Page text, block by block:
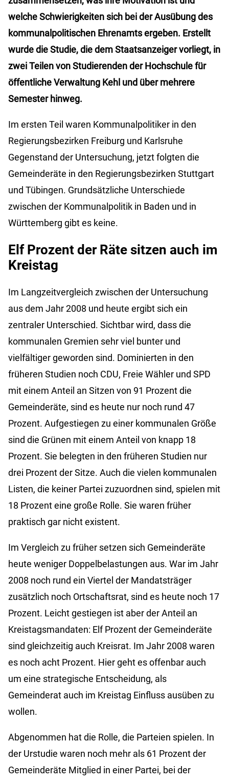
welche Schwierigkeiten sich bei der Ausübung des
kommunalpolitischen Ehrenamts ergeben. Erstellt
wurde die Studie, die dem Staatsanzeiger vorliegt, in
zwei Teilen von Studierenden der Hochschule für
öffentliche Verwaltung Kehl und über mehrere
Semester hinweg.
Im ersten Teil waren Kommunalpolitiker in den
Regierungsbezirken Freiburg und Karlsruhe
Gegenstand der Untersuchung, jetzt folgten die
Gemeinderäte in den Regierungsbezirken Stuttgart
und Tübingen. Grundsätzliche Unterschiede
zwischen der Kommunalpolitik in Baden und in
Württemberg gibt es keine.
Elf Prozent der Räte sitzen auch im
Kreistag
Im Langzeitvergleich zwischen der Untersuchung
aus dem Jahr 2008 und heute ergibt sich ein
zentraler Unterschied. Sichtbar wird, dass die
kommunalen Gremien sehr viel bunter und
vielfältiger geworden sind. Dominierten in den
früheren Studien noch CDU, Freie Wähler und SPD
mit einem Anteil an Sitzen von 91 Prozent die
Gemeinderäte, sind es heute nur noch rund 47
Prozent. Aufgestiegen zu einer kommunalen Größe
sind die Grünen mit einem Anteil von knapp 18
Prozent. Sie belegten in den früheren Studien nur
drei Prozent der Sitze. Auch die vielen kommunalen
Listen, die keiner Partei zuzuordnen sind, spielen mit
18 Prozent eine große Rolle. Sie waren früher
praktisch gar nicht existent.
Im Vergleich zu früher setzen sich Gemeinderäte
heute weniger Doppelbelastungen aus. War im Jahr
2008 noch rund ein Viertel der Mandatsträger
zusätzlich noch Ortschaftsrat, sind es heute noch 17
Prozent. Leicht gestiegen ist aber der Anteil an
Kreistagsmandaten: Elf Prozent der Gemeinderäte
sind gleichzeitig auch Kreisrat. Im Jahr 2008 waren
es noch acht Prozent. Hier geht es offenbar auch
um eine strategische Entscheidung, als
Gemeinderat auch im Kreistag Einfluss ausüben zu
wollen.
Abgenommen hat die Rolle, die Parteien spielen. In
der Urstudie waren noch mehr als 61 Prozent der
Gemeinderäte Mitglied in einer Partei, bei der